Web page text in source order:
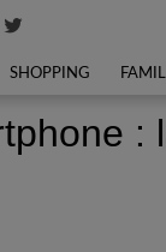
SHOPPING
: